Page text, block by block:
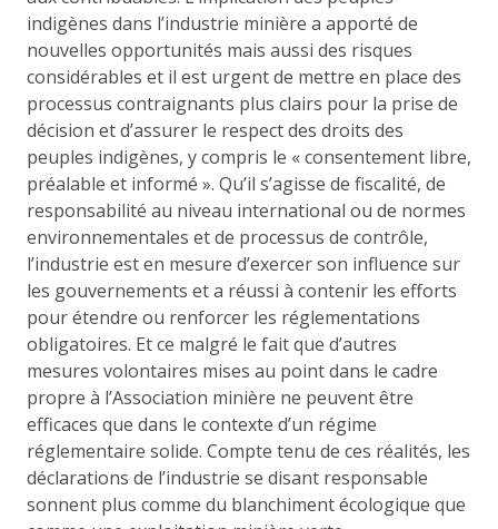
indigènes dans l’industrie minière a apporté de
nouvelles opportunités mais aussi des risques
considérables et il est urgent de mettre en place des
processus contraignants plus clairs pour la prise de
décision et d’assurer le respect des droits des
peuples indigènes, y compris le « consentement libre,
préalable et informé ». Qu’il s’agisse de fiscalité, de
responsabilité au niveau international ou de normes
environnementales et de processus de contrôle,
l’industrie est en mesure d’exercer son influence sur
les gouvernements et a réussi à contenir les efforts
pour étendre ou renforcer les réglementations
obligatoires. Et ce malgré le fait que d’autres
mesures volontaires mises au point dans le cadre
propre à l’Association minière ne peuvent être
efficaces que dans le contexte d’un régime
réglementaire solide. Compte tenu de ces réalités, les
déclarations de l’industrie se disant responsable
sonnent plus comme du blanchiment écologique que